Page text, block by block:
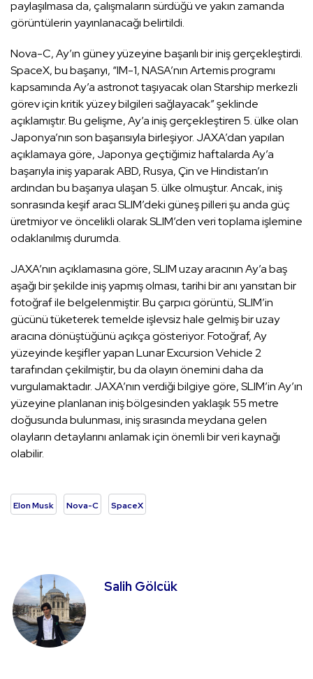
paylaşılmasa da, çalışmaların sürdüğü ve yakın zamanda
görüntülerin yayınlanacağı belirtildi.
Nova-C, Ay’ın güney yüzeyine başarılı bir iniş gerçekleştirdi.
SpaceX, bu başarıyı, “IM-1, NASA’nın Artemis programı
kapsamında Ay’a astronot taşıyacak olan Starship merkezli
görev için kritik yüzey bilgileri sağlayacak” şeklinde
açıklamıştır. Bu gelişme, Ay’a iniş gerçekleştiren 5. ülke olan
Japonya’nın son başarısıyla birleşiyor. JAXA’dan yapılan
açıklamaya göre, Japonya geçtiğimiz haftalarda Ay’a
başarıyla iniş yaparak ABD, Rusya, Çin ve Hindistan’ın
ardından bu başarıya ulaşan 5. ülke olmuştur. Ancak, iniş
sonrasında keşif aracı SLIM’deki güneş pilleri şu anda güç
üretmiyor ve öncelikli olarak SLIM’den veri toplama işlemine
odaklanılmış durumda.
JAXA’nın açıklamasına göre, SLIM uzay aracının Ay’a baş
aşağı bir şekilde iniş yapmış olması, tarihi bir anı yansıtan bir
fotoğraf ile belgelenmiştir. Bu çarpıcı görüntü, SLIM’in
gücünü tüketerek temelde işlevsiz hale gelmiş bir uzay
aracına dönüştüğünü açıkça gösteriyor. Fotoğraf, Ay
yüzeyinde keşifler yapan Lunar Excursion Vehicle 2
tarafından çekilmiştir, bu da olayın önemini daha da
vurgulamaktadır. JAXA’nın verdiği bilgiye göre, SLIM’in Ay’ın
yüzeyine planlanan iniş bölgesinden yaklaşık 55 metre
doğusunda bulunması, iniş sırasında meydana gelen
olayların detaylarını anlamak için önemli bir veri kaynağı
olabilir.
Elon Musk Nova-C SpaceX
Salih Gölcük